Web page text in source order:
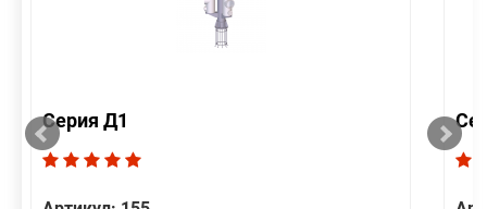
Серия Д1